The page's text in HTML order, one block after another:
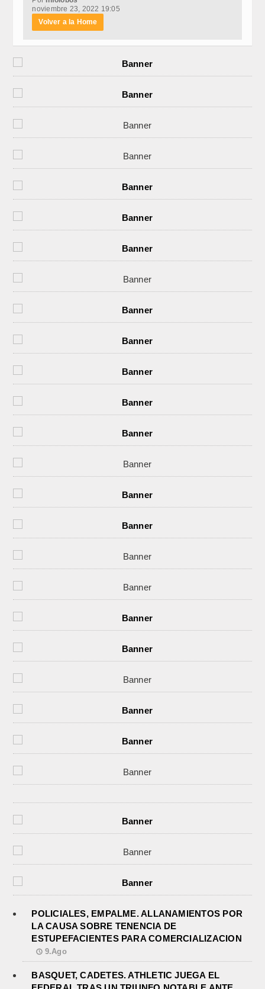
noviembre 23, 2022 19:05
Volver a la Home
POLICIALES, EMPALME. ALLANAMIENTOS POR
LA CAUSA SOBRE TENENCIA DE
ESTUPEFACIENTES PARA COMERCIALIZACION
9.Ago
BASQUET, CADETES. ATHLETIC JUEGA EL